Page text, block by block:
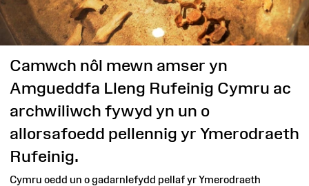
Camwch nôl mewn amser yn
Amgueddfa Lleng Rufeinig Cymru ac
archwiliwch fywyd yn un o
allorsafoedd pellennig yr Ymerodraeth
Rufeinig.
Cymru oedd un o gadarnlefydd pellaf yr Ymerodraeth